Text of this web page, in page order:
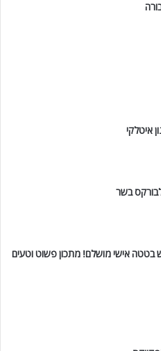
איטלקי
בשר
בטטה אישי מושלם! מתכון פשוט וטעים